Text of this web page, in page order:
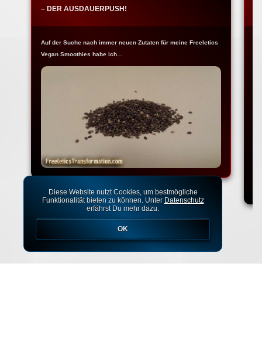
– DER AUSDAUERPUSH!
Auf der Suche nach immer neuen Zutaten für meine Freeletics
Vegan Smoothies habe ich…
Diese Website nutzt Cookies, um bestmögliche
Funktionalität bieten zu können. Unter Datenschutz
erfährst Du mehr dazu.
OK